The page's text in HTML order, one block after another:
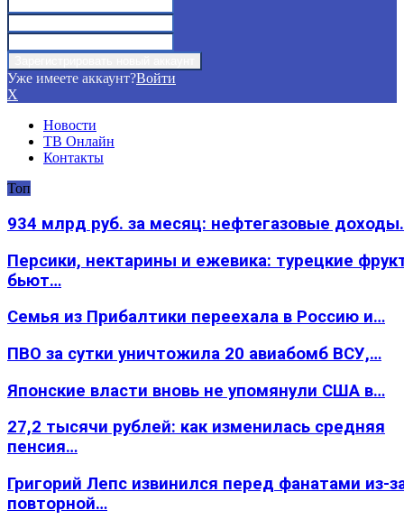
Уже имеете аккаунт?Войти
X
Новости
ТВ Онлайн
Контакты
Топ
934 млрд руб. за месяц: нефтегазовые
Персики, нектарины и ежевика: турецкие
бьют…
Семья из Прибалтики переехала в Россию и…
ПВО за сутки уничтожила 20 авиабомб ВСУ,…
Японские власти вновь не упомянули США в…
27,2 тысячи рублей: как изменилась средняя
пенсия…
Григорий Лепс извинился перед фанатами из-
повторной…